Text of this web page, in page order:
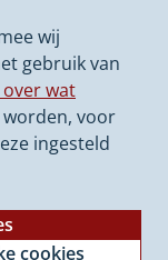
wij
gebruik van
over wat
worden, voor
ingesteld
cookies